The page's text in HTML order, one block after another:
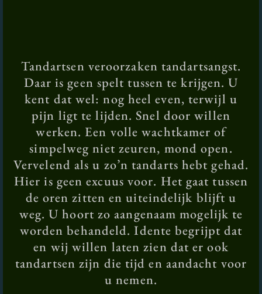
Tandartsen veroorzaken tandartsangst.
Daar is geen spelt tussen te krijgen. U
kent dat wel: nog heel even, terwijl u
pijn ligt te lijden. Snel door willen
werken. Een volle wachtkamer of
simpelweg niet zeuren, mond open.
Vervelend als u zo’n tandarts hebt gehad.
Hier is geen excuus voor. Het gaat tussen
de oren zitten en uiteindelijk blijft u
weg. U hoort zo aangenaam mogelijk te
worden behandeld. Idente begrijpt dat
en wij willen laten zien dat er ook
tandartsen zijn die tijd en aandacht voor
u nemen.